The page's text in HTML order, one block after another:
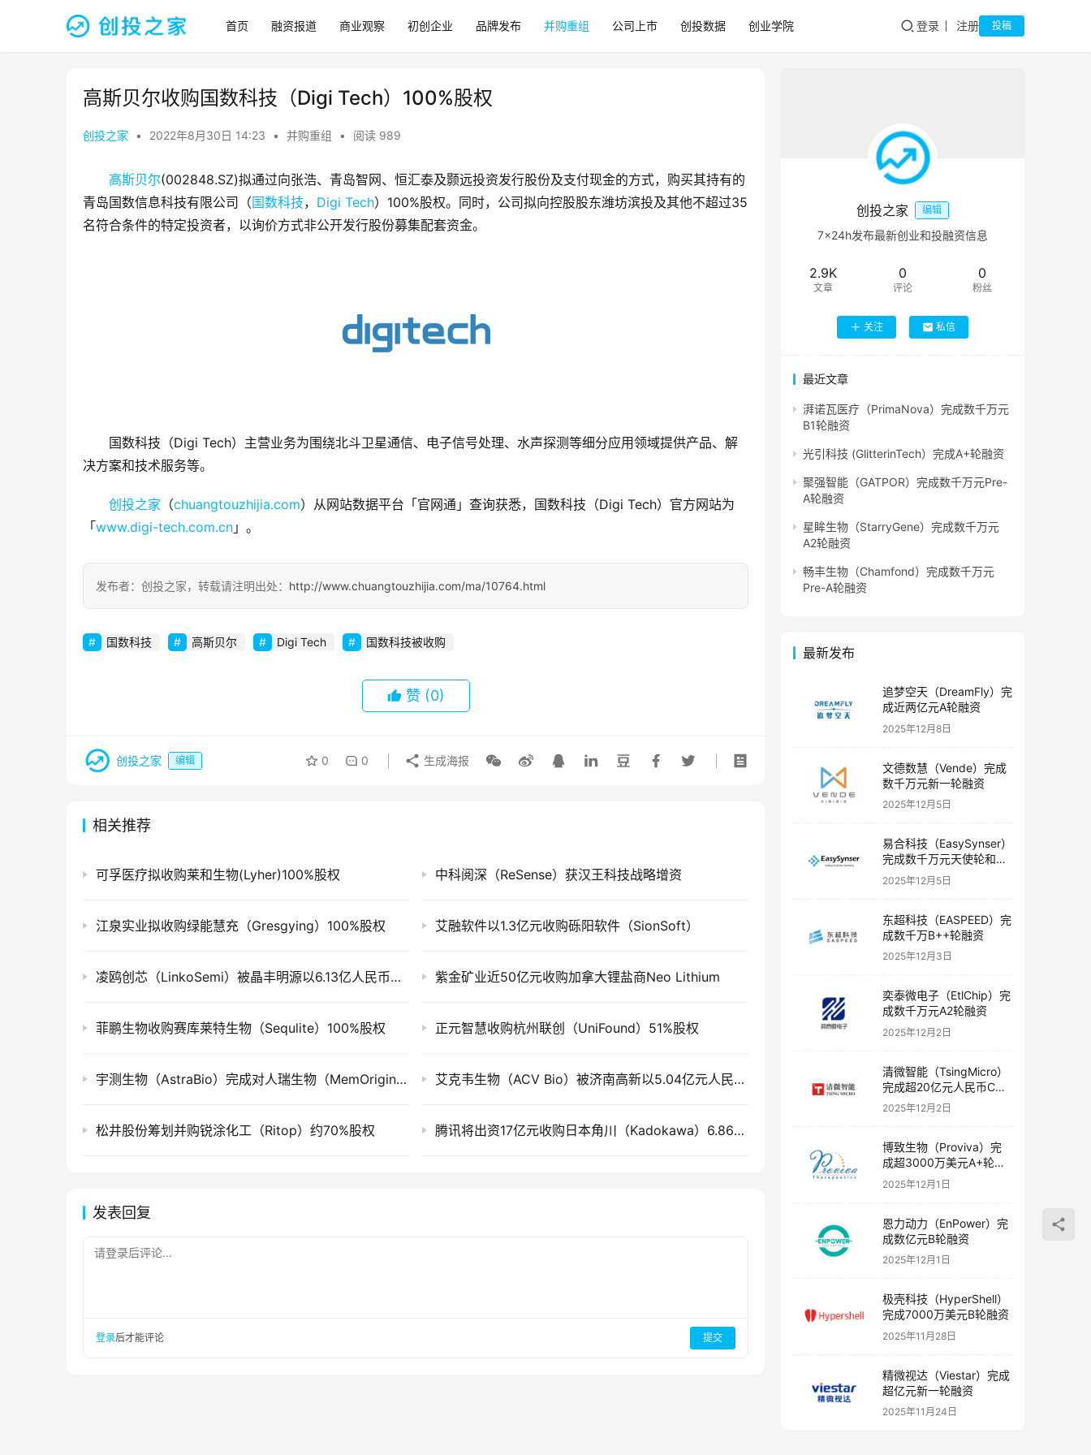
首页 融资报道 商业观察 初创企业 品牌发布 并购重组 公司上市 创投数据 创业学院 登录 注册 投稿
高斯贝尔收购国数科技（Digi Tech）100%股权
创投之家 • 2022年8月30日 14:23 • 并购重组 • 阅读 989
高斯贝尔(002848.SZ)拟通过向张浩、青岛智网、恒汇泰及颢远投资发行股份及支付现金的方式，购买其持有的
青岛国数信息科技有限公司（国数科技， Digi Tech）100%股权。同时，公司拟向控股股东潍坊滨投及其他不超过35
名符合条件的特定投资者，以询价方式非公开发行股份募集配套资金。
国数科技（Digi Tech）主营业务为围绕北斗卫星通信、电子信号处理、水声探测等细分应用领域提供产品、解
决方案和技术服务等。
创投之家 （chuangtouzhijia.com）从网站数据平台「官网通」查询获悉，国数科技（Digi Tech）官方网站为
「www.digi-tech.com.cn 」。
发布者：创投之家，转载请注明出处： http://www.chuangtouzhijia.com/ma/10764.html
国数科技 高斯贝尔 Digi Tech 国数科技被收购
赞 (0)
创投之家 编辑 0 0 生成海报
相关推荐
可孚医疗拟收购莱和生物(Lyher)100%股权 中科阅深（ReSense）获汉王科技战略增资
江泉实业拟收购绿能慧充（Gresgying）100%股权 艾融软件以1.3亿元收购砾阳软件（SionSoft）
凌鸥创芯（LinkoSemi）被晶丰明源以6.13亿人民币收购 紫金矿业近50亿元收购加拿大锂盐商Neo Lithium
菲鹏生物收购赛库莱特生物（Sequlite）100%股权 正元智慧收购杭州联创（UniFound）51%股权
宇测生物（AstraBio）完成对人瑞生物（MemOrigin）并购 艾克韦生物（ACV Bio）被济南高新以5.04亿元人民币并购
松井股份筹划并购锐涂化工（Ritop）约70%股权 腾讯将出资17亿元收购日本角川（Kadokawa）6.86%股份
发表回复
请登录后评论...
登录后才能评论 提交
创投之家 编辑
7×24h发布最新创业和投融资信息
2.9K
文章
0
评论
0
粉丝
关注 私信
最近文章
湃诺瓦医疗（PrimaNova）完成数千万元
B1轮融资
光引科技 (GlitterinTech）完成A+轮融资
聚强智能（GATPOR）完成数千万元Pre-
A轮融资
星眸生物（StarryGene）完成数千万元
A2轮融资
畅丰生物（Chamfond）完成数千万元
Pre-A轮融资
最新发布
追梦空天（DreamFly）完
成近两亿元A轮融资
2025年12月8日
文德数慧（Vende）完成
数千万元新一轮融资
2025年12月5日
易合科技（EasySynser）
完成数千万元天使轮和天
使+轮融资
2025年12月5日
东超科技（EASPEED）完
成数千万B++轮融资
2025年12月3日
奕泰微电子（EtlChip）完
成数千万元A2轮融资
2025年12月2日
清微智能（TsingMicro）
完成超20亿元人民币C轮
融资
2025年12月2日
博致生物（Proviva）完
成超3000万美元A+轮融
资
2025年12月1日
恩力动力（EnPower）完
成数亿元B轮融资
2025年12月1日
极壳科技（HyperShell）
完成7000万美元B轮融资
2025年11月28日
精微视达（Viestar）完成
超亿元新一轮融资
2025年11月24日